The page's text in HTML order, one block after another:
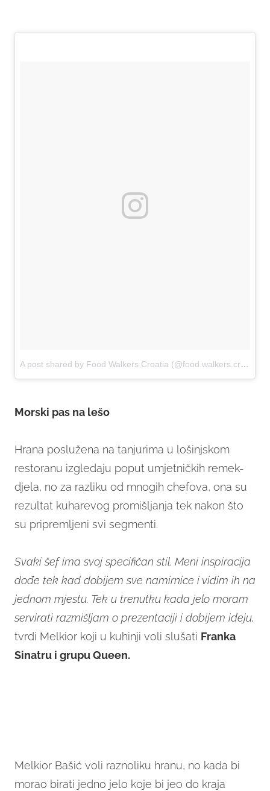
A post shared by Food Walkers Croatia (@food.walkers.croatia)
Morski pas na lešo
Hrana poslužena na tanjurima u lošinjskom
restoranu izgledaju poput umjetničkih remek-
djela, no za razliku od mnogih chefova, ona su
rezultat kuharevog promišljanja tek nakon što
su pripremljeni svi segmenti.
Svaki šef ima svoj specifičan stil. Meni inspiracija
dođe tek kad dobijem sve namirnice i vidim ih na
jednom mjestu. Tek u trenutku kada jelo moram
servirati razmišljam o prezentaciji i dobijem ideju,
tvrdi Melkior koji u kuhinji voli slušati Franka
Sinatru i grupu Queen.
Melkior Bašić voli raznoliku hranu, no kada bi
morao birati jedno jelo koje bi jeo do kraja